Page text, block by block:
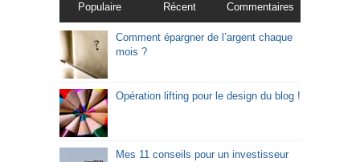
Populaire Récent Commentaires
Comment épargner de l’argent chaque
mois ?
Opération lifting pour le design du blog !
Mes 11 conseils pour un investisseur